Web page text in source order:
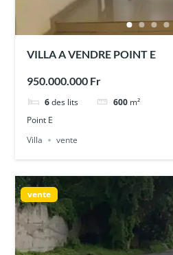
VILLA A VENDRE POINT E
950.000.000 Fr
6 des lits 600 m²
Point E
Villa
vente
vente